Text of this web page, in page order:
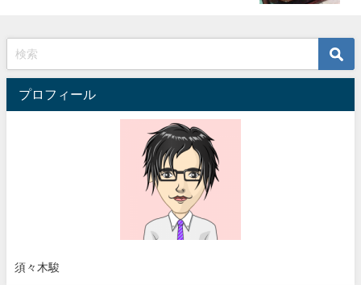
プロフィール
須々木駿